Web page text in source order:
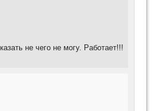
не чего не могу. Работает!!!